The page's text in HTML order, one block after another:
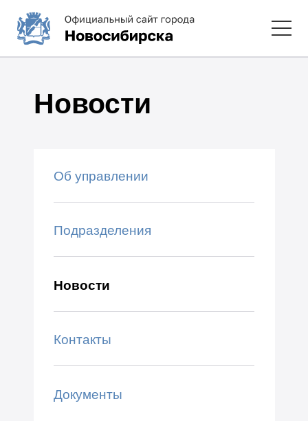
Новости
Об управлении
Подразделения
Новости
Контакты
Документы